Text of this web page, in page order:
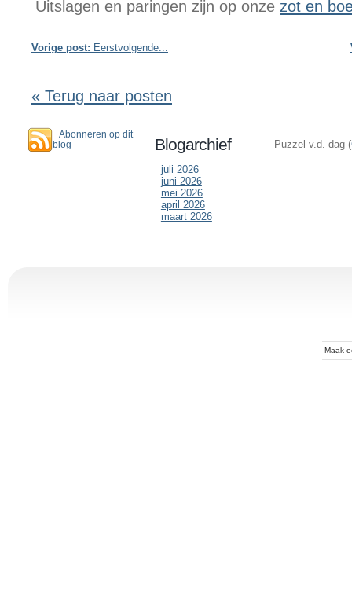
Uitslagen en paringen zijn op onze zot en
Vorige post: Eerstvolgende...
« Terug naar posten
Abonneren op dit
blog
Blogarchief
juli 2026
juni 2026
mei 2026
april 2026
maart 2026
Puzzel v.d. dag (
Maak